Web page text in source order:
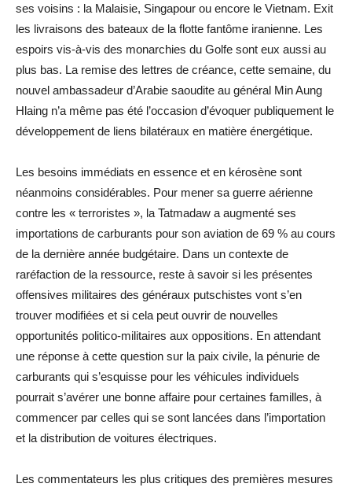
ses voisins : la Malaisie, Singapour ou encore le Vietnam. Exit
les livraisons des bateaux de la flotte fantôme iranienne. Les
espoirs vis-à-vis des monarchies du Golfe sont eux aussi au
plus bas. La remise des lettres de créance, cette semaine, du
nouvel ambassadeur d’Arabie saoudite au général Min Aung
Hlaing n’a même pas été l’occasion d’évoquer publiquement le
développement de liens bilatéraux en matière énergétique.
Les besoins immédiats en essence et en kérosène sont
néanmoins considérables. Pour mener sa guerre aérienne
contre les « terroristes », la Tatmadaw a augmenté ses
importations de carburants pour son aviation de 69 % au cours
de la dernière année budgétaire. Dans un contexte de
raréfaction de la ressource, reste à savoir si les présentes
offensives militaires des généraux putschistes vont s’en
trouver modifiées et si cela peut ouvrir de nouvelles
opportunités politico-militaires aux oppositions. En attendant
une réponse à cette question sur la paix civile, la pénurie de
carburants qui s’esquisse pour les véhicules individuels
pourrait s’avérer une bonne affaire pour certaines familles, à
commencer par celles qui se sont lancées dans l’importation
et la distribution de voitures électriques.
Les commentateurs les plus critiques des premières mesures